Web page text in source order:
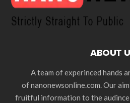
ABOUT
A team of experinced hands
of nanonewsonline.com. Our
fruitful information to the audince